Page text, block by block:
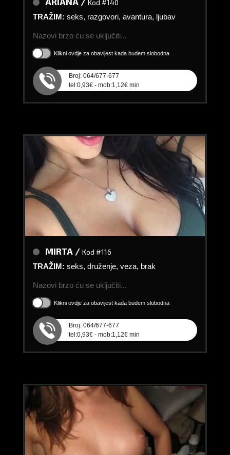
Kod #140
TRAŽIM: seks, razgovori, avantura, ljubav
Nazovi brzo ću se uključiti...
Klikni ovdje za obavijest kada budem slobodna
Broj: 064/677-677
tel:0,93€ - mob:1,12€ min
MIRTA / Kod #116
TRAŽIM: seks, druženje, veza, brak
Nazovi brzo ću se uključiti...
Klikni ovdje za obavijest kada budem slobodna
Broj: 064/677-677
tel:0,93€ - mob:1,12€ min